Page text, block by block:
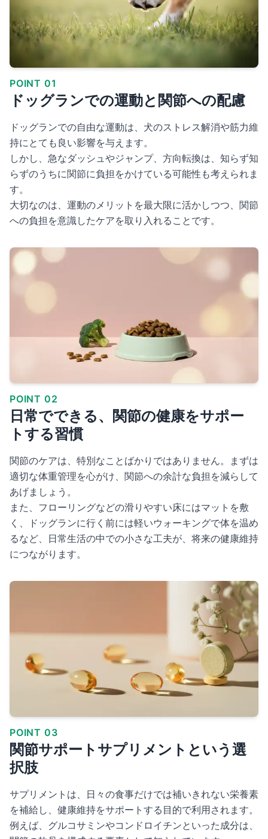
POINT 01
ドッグランでの運動と関節への配慮
ドッグランでの自由な運動は、犬のストレス解消や筋力維
持にとても良い影響を与えます。
しかし、急なダッシュやジャンプ、方向転換は、知らず知
らずのうちに関節に負担をかけている可能性も考えられま
す。
大切なのは、運動のメリットを最大限に活かしつつ、関節
への負担を意識したケアを取り入れることです。
POINT 02
日常でできる、関節の健康をサポー
トする習慣
関節のケアは、特別なことばかりではありません。まずは
適切な体重管理を心がけ、関節への余計な負担を減らして
あげましょう。
また、フローリングなどの滑りやすい床にはマットを敷
く、ドッグランに行く前には軽いウォーキングで体を温め
るなど、日常生活の中での小さな工夫が、将来の健康維持
につながります。
POINT 03
関節サポートサプリメントという選
択肢
サプリメントは、日々の食事だけでは補いきれない栄養素
を補給し、健康維持をサポートする目的で利用されます。
例えば、グルコサミンやコンドロイチンといった成分は、